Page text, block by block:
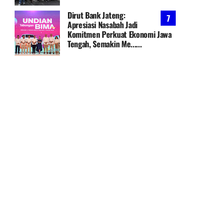
Dirut Bank Jateng:
Apresiasi Nasabah Jadi
Komitmen Perkuat Ekonomi Jawa
Tengah, Semakin Me......